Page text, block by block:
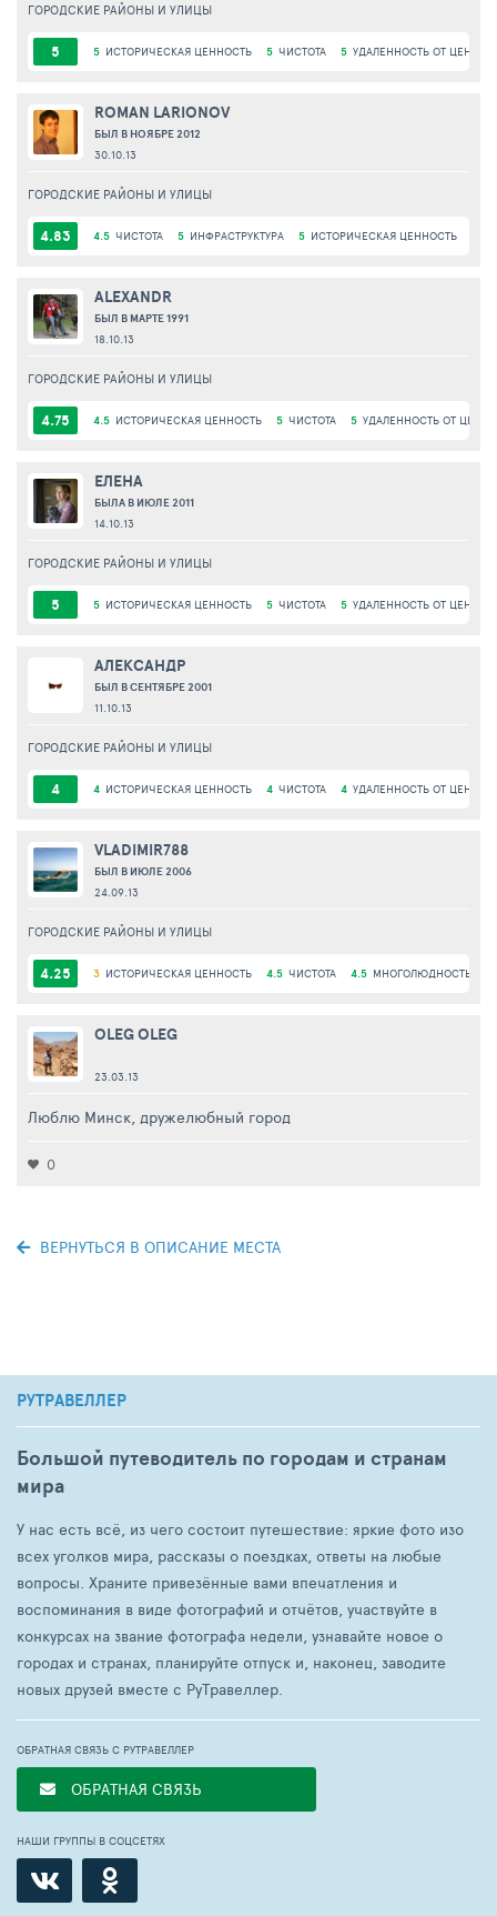
ГОРОДСКИЕ РАЙОНЫ И УЛИЦЫ
5 5 ИСТОРИЧЕСКАЯ ЦЕННОСТЬ 5 ЧИСТОТА 5 УДАЛЕННОСТЬ ОТ ЦЕНТРА
ROMAN LARIONOV
БЫЛ В НОЯБРЕ 2012
30.10.13
ГОРОДСКИЕ РАЙОНЫ И УЛИЦЫ
4.83 4.5 ЧИСТОТА 5 ИНФРАСТРУКТУРА 5 ИСТОРИЧЕСКАЯ ЦЕННОСТЬ
ALEXANDR
БЫЛ В МАРТЕ 1991
18.10.13
ГОРОДСКИЕ РАЙОНЫ И УЛИЦЫ
4.75 4.5 ИСТОРИЧЕСКАЯ ЦЕННОСТЬ 5 ЧИСТОТА 5 УДАЛЕННОСТЬ ОТ
ЕЛЕНА
БЫЛА В ИЮЛЕ 2011
14.10.13
ГОРОДСКИЕ РАЙОНЫ И УЛИЦЫ
5 5 ИСТОРИЧЕСКАЯ ЦЕННОСТЬ 5 ЧИСТОТА 5 УДАЛЕННОСТЬ ОТ ЦЕНТРА
АЛЕКСАНДР
БЫЛ В СЕНТЯБРЕ 2001
11.10.13
ГОРОДСКИЕ РАЙОНЫ И УЛИЦЫ
4 4 ИСТОРИЧЕСКАЯ ЦЕННОСТЬ 4 ЧИСТОТА 4 УДАЛЕННОСТЬ ОТ ЦЕНТРА
VLADIMIR788
БЫЛ В ИЮЛЕ 2006
24.09.13
ГОРОДСКИЕ РАЙОНЫ И УЛИЦЫ
4.25 3 ИСТОРИЧЕСКАЯ ЦЕННОСТЬ 4.5 ЧИСТОТА 4.5 МНОГОЛЮДНОСТЬ
OLEG OLEG
23.03.13
Люблю Минск, дружелюбный город
0
ВЕРНУТЬСЯ В ОПИСАНИЕ МЕСТА
РУТРАВЕЛЛЕР
Большой путеводитель по городам и странам
мира
У нас есть всё, из чего состоит путешествие: яркие фото изо
всех уголков мира, рассказы о поездках, ответы на любые
вопросы. Храните привезённые вами впечатления и
воспоминания в виде фотографий и отчётов, участвуйте в
конкурсах на звание фотографа недели, узнавайте новое о
городах и странах, планируйте отпуск и, наконец, заводите
новых друзей вместе с РуТравеллер.
ОБРАТНАЯ СВЯЗЬ С РУТРАВЕЛЛЕР
ОБРАТНАЯ СВЯЗЬ
НАШИ ГРУППЫ В СОЦСЕТЯХ